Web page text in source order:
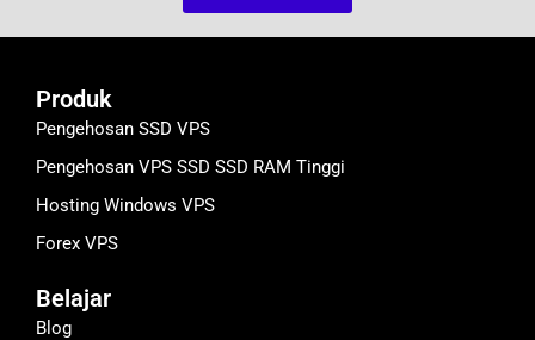
Produk
Pengehosan SSD VPS
Pengehosan VPS SSD SSD RAM Tinggi
Hosting Windows VPS
Forex VPS
Belajar
Blog